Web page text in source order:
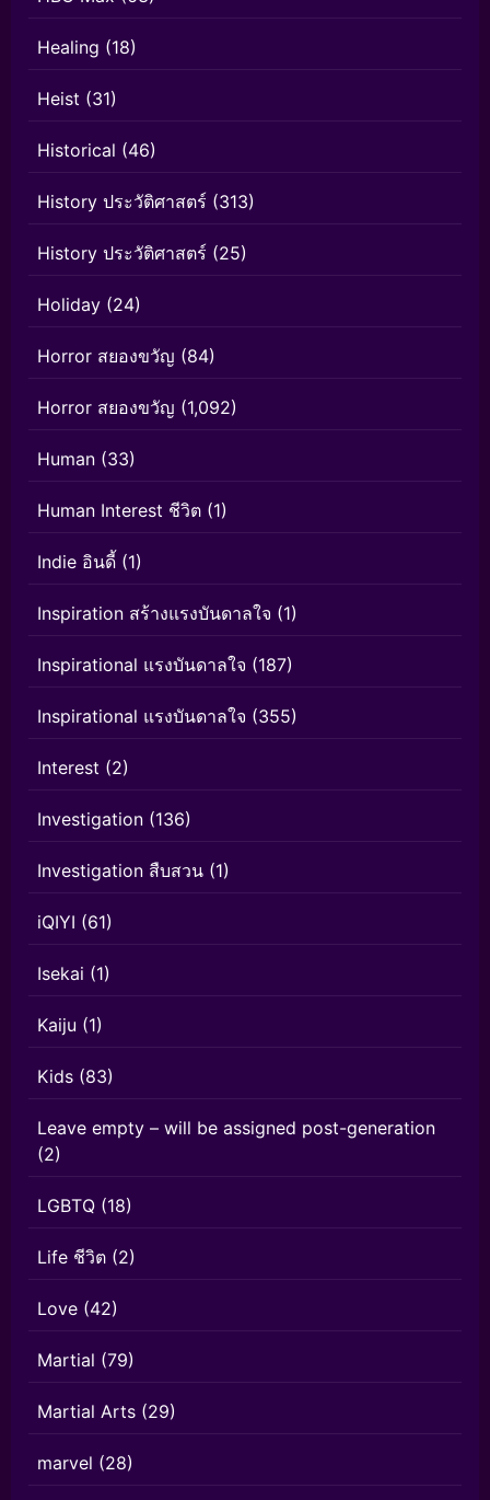
Healing (18)
Heist (31)
Historical (46)
History ประวัติศาสตร์ (313)
History ประวัติศาสตร์ (25)
Holiday (24)
Horror สยองขวัญ (84)
Horror สยองขวัญ (1,092)
Human (33)
Human Interest ชีวิต (1)
Indie อินดี้ (1)
Inspiration สร้างแรงบันดาลใจ (1)
Inspirational แรงบันดาลใจ (187)
Inspirational แรงบันดาลใจ (355)
Interest (2)
Investigation (136)
Investigation สืบสวน (1)
iQIYI (61)
Isekai (1)
Kaiju (1)
Kids (83)
Leave empty – will be assigned post-generation
(2)
LGBTQ (18)
Life ชีวิต (2)
Love (42)
Martial (79)
Martial Arts (29)
marvel (28)